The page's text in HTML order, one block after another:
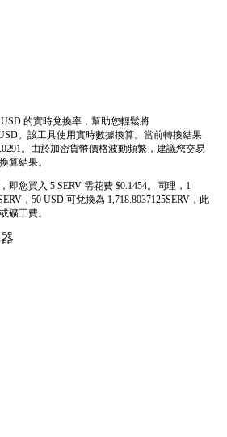
的實時兌換率，幫助您輕鬆將
。該工具使用實時數據換算。當前轉換結果
。由於加密貨幣價格波動頻繁，建議您交易
算結果。
即您買入 5 SERV 需花費 $0.1454。同理，1
，50 USD 可兌換為 1,718.8037125SERV，此
礦工費。